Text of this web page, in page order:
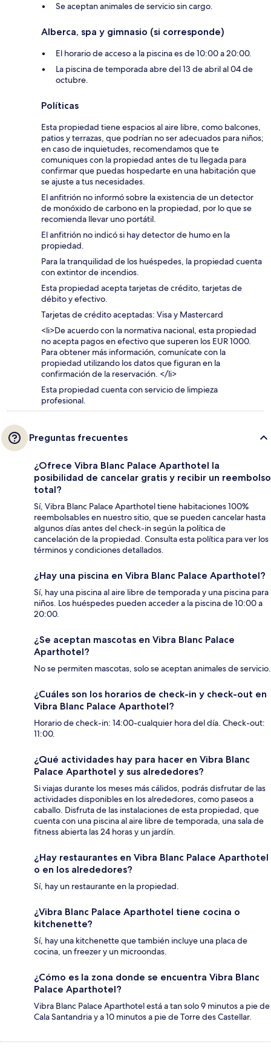
Se aceptan animales de servicio sin cargo.
Alberca, spa y gimnasio (si corresponde)
El horario de acceso a la piscina es de 10:00 a 20:00.
La piscina de temporada abre del 13 de abril al 04 de
octubre.
Políticas
Esta propiedad tiene espacios al aire libre, como balcones,
patios y terrazas, que podrían no ser adecuados para niños;
en caso de inquietudes, recomendamos que te
comuniques con la propiedad antes de tu llegada para
confirmar que puedas hospedarte en una habitación que
se ajuste a tus necesidades.
El anfitrión no informó sobre la existencia de un detector
de monóxido de carbono en la propiedad, por lo que se
recomienda llevar uno portátil.
El anfitrión no indicó si hay detector de humo en la
propiedad.
Para la tranquilidad de los huéspedes, la propiedad cuenta
con extintor de incendios.
Esta propiedad acepta tarjetas de crédito, tarjetas de
débito y efectivo.
Tarjetas de crédito aceptadas: Visa y Mastercard
<li>De acuerdo con la normativa nacional, esta propiedad
no acepta pagos en efectivo que superen los EUR 1000.
Para obtener más información, comunícate con la
propiedad utilizando los datos que figuran en la
confirmación de la reservación. </li>
Esta propiedad cuenta con servicio de limpieza
profesional.
Preguntas frecuentes
¿Ofrece Vibra Blanc Palace Aparthotel la
posibilidad de cancelar gratis y recibir un reembolso
total?
Sí, Vibra Blanc Palace Aparthotel tiene habitaciones 100%
reembolsables en nuestro sitio, que se pueden cancelar hasta
algunos días antes del check-in según la política de
cancelación de la propiedad. Consulta esta política para ver los
términos y condiciones detallados.
¿Hay una piscina en Vibra Blanc Palace Aparthotel?
Sí, hay una piscina al aire libre de temporada y una piscina para
niños. Los huéspedes pueden acceder a la piscina de 10:00 a
20:00.
¿Se aceptan mascotas en Vibra Blanc Palace
Aparthotel?
No se permiten mascotas, solo se aceptan animales de servicio.
¿Cuáles son los horarios de check-in y check-out en
Vibra Blanc Palace Aparthotel?
Horario de check-in: 14:00-cualquier hora del día. Check-out:
11:00.
¿Qué actividades hay para hacer en Vibra Blanc
Palace Aparthotel y sus alrededores?
Si viajas durante los meses más cálidos, podrás disfrutar de las
actividades disponibles en los alrededores, como paseos a
caballo. Disfruta de las instalaciones de esta propiedad, que
cuenta con una piscina al aire libre de temporada, una sala de
fitness abierta las 24 horas y un jardín.
¿Hay restaurantes en Vibra Blanc Palace Aparthotel
o en los alrededores?
Sí, hay un restaurante en la propiedad.
¿Vibra Blanc Palace Aparthotel tiene cocina o
kitchenette?
Sí, hay una kitchenette que también incluye una placa de
cocina, un freezer y un microondas.
¿Cómo es la zona donde se encuentra Vibra Blanc
Palace Aparthotel?
Vibra Blanc Palace Aparthotel está a tan solo 9 minutos a pie de
Cala Santandria y a 10 minutos a pie de Torre des Castellar.